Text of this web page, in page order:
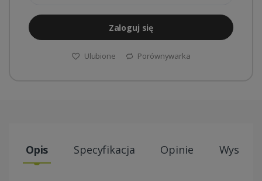
Zaloguj się
Ulubione Porównywarka
Opis Specyfikacja Opinie Wysyłki